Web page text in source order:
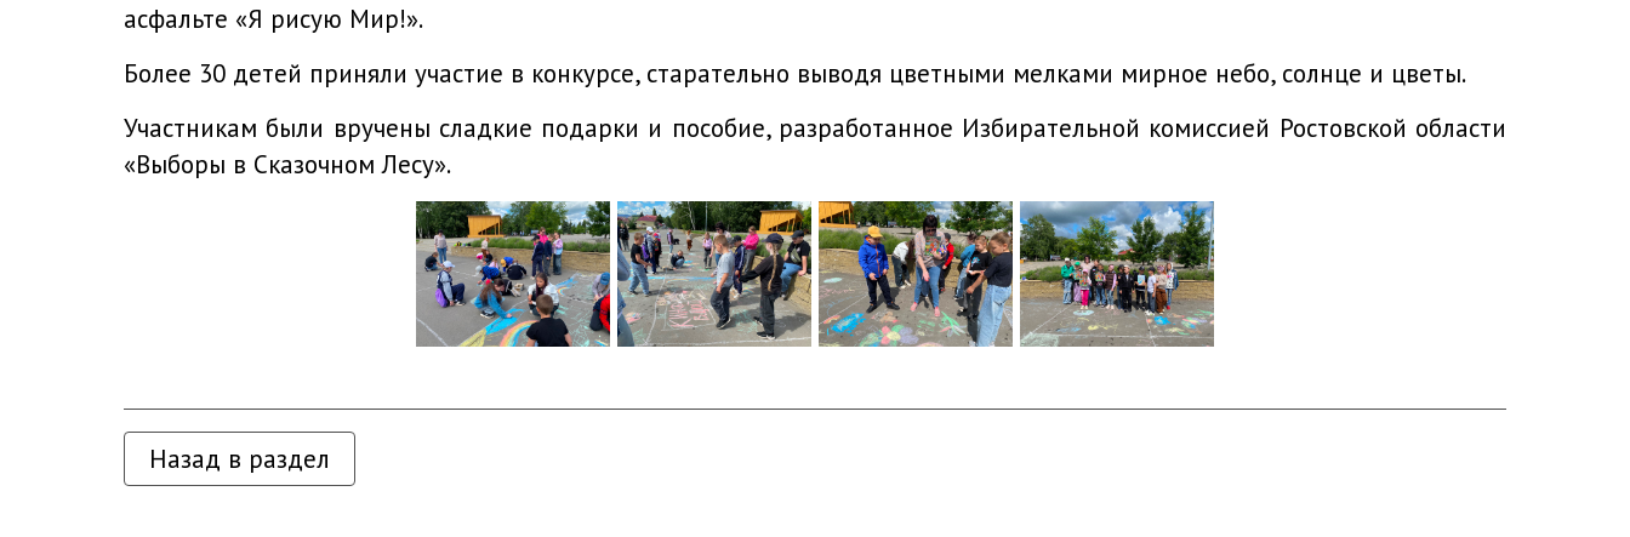
асфальте «Я рисую Мир!».
Более 30 детей приняли участие в конкурсе, старательно выводя цветными мелками мирное небо, солнце и цветы.
Участникам были вручены сладкие подарки и пособие, разработанное Избирательной комиссией Ростовской области
«Выборы в Сказочном Лесу».
Назад в раздел